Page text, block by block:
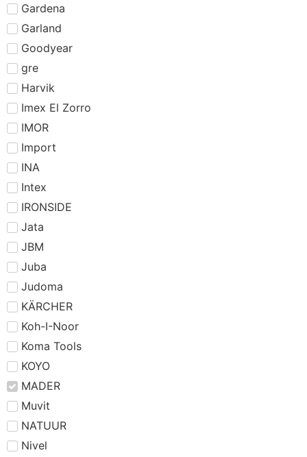
Gardena
Garland
Goodyear
gre
Harvik
Imex El Zorro
IMOR
Import
INA
Intex
IRONSIDE
Jata
JBM
Juba
Judoma
KÄRCHER
Koh-I-Noor
Koma Tools
KOYO
MADER
Muvit
NATUUR
Nivel